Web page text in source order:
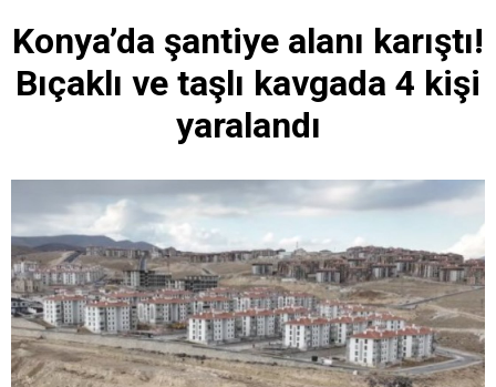
Konya’da şantiye alanı karıştı!
Bıçaklı ve taşlı kavgada 4 kişi
yaralandı